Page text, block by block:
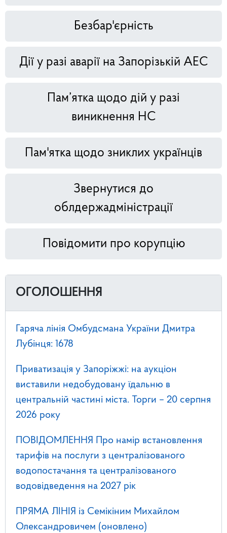
Безбар'єрність
Дії у разі аварії на Запорізькій АЕС
Пам’ятка щодо дій у разі
виникнення НС
Пам'ятка щодо зниклих українців
Звернутися до
облдержадміністрації
Повідомити про корупцію
ОГОЛОШЕННЯ
Гаряча лінія Омбудсмана України Дмитра
Лубінця: 1678
Приватизація у Запоріжжі: на аукціон
виставили недобудовану їдальню в
центральній частині міста. Торги – 20 серпня
2026 року
ПОВІДОМЛЕННЯ Про намір встановлення
тарифів на послуги з централізованого
водопостачання та централізованого
водовідведення на 2027 рік
ПРЯМА ЛІНІЯ із Семікіним Михайлом
Олександровичем (оновлено)